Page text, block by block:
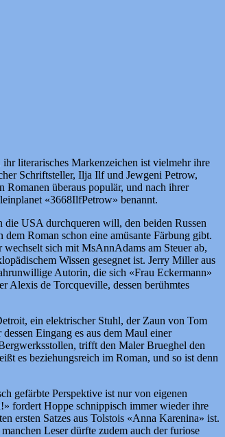
literarisches Markenzeichen ist vielmehr ihre
Schriftsteller, Ilja Ilf und Jewgeni Petrow,
überaus populär, und nach ihrer
«3668IlfPetrow» benannt.
die USA durchqueren will, den beiden Russen
Roman schon eine amüsante Färbung gibt.
sich mit MsAnnAdams am Steuer ab,
Wissen gesegnet ist. Jerry Miller aus
Autorin, die sich «Frau Eckermann»
Alexis de Torcqueville, dessen berühmtes
ein elektrischer Stuhl, der Zaun von Tom
Eingang es aus dem Maul einer
trifft den Maler Brueghel den
es beziehungsreich im Roman, und so ist denn
gefärbte Perspektive ist nur von eigenen
fordert Hoppe schnippisch immer wieder ihre
ersten Satzes aus Tolstois «Anna Karenina» ist.
Leser dürfte zudem auch der furiose